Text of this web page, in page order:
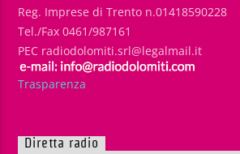
Reg. Imprese di Trento n.01418590228
Tel./Fax 0461/987161
PEC radiodolomiti.srl@legalmail.it
Trasparenza
Diretta radio